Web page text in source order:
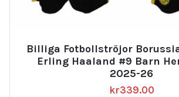
Billiga Fotbollströjor
Erling Haaland #9 Barn
2025-26
kr339.00